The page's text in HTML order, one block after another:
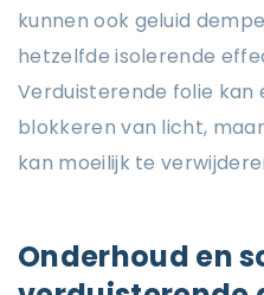
kunnen ook geluid
hetzelfde isolerende
Verduisterende folie kan
blokkeren van licht,
kan moeilijk te
Onderhoud en